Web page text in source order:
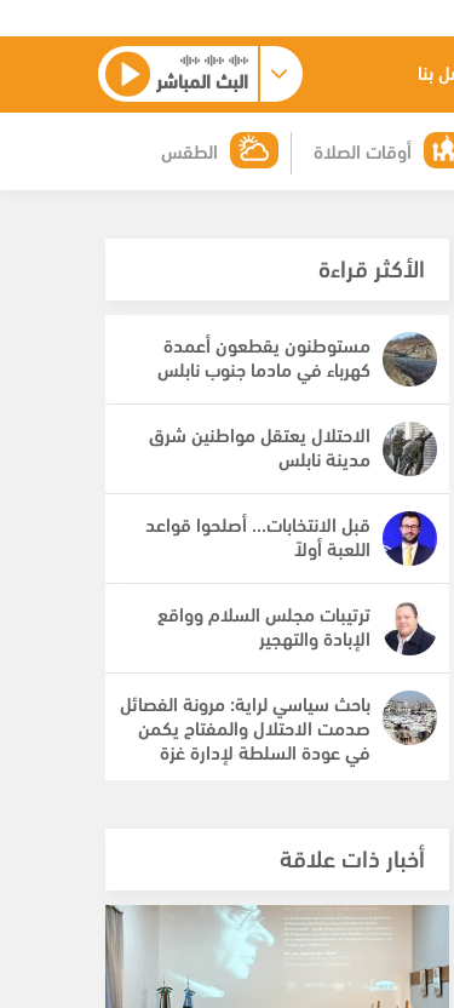
بنا البث المباشر
الطقس أوقات الصلاة
الأكثر قراءة
مستوطنون يقطعون أعمدة
كهرباء في مادما جنوب نابلس
الاحتلال يعتقل مواطنين شرق
مدينة نابلس
قبل الانتخابات... أصلحوا قواعد
اللعبة أولاً
ترتيبات مجلس السلام وواقع
الإبادة والتهجير
باحث سياسي لراية: مرونة الفصائل
صدمت الاحتلال والمفتاح يكمن
في عودة السلطة لإدارة غزة
أخبار ذات علاقة